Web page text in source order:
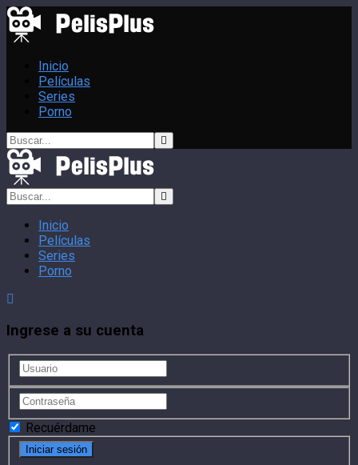
Inicio
Películas
Series
Porno
Inicio
Películas
Series
Porno
Ingrese a su cuenta
Recuérdame